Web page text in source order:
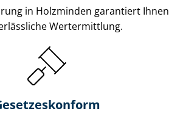
in Holzminden garantiert Ihnen
Wertermittlung.